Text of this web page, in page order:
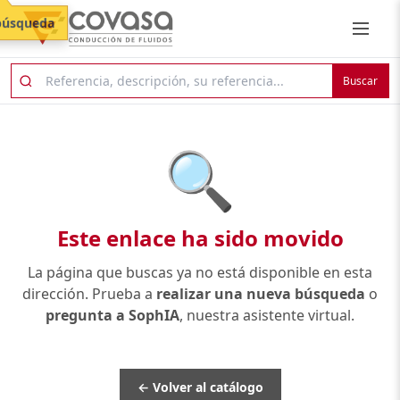
Buscar
🔍
Este enlace ha sido movido
La página que buscas ya no está disponible en esta
dirección. Prueba a realizar una nueva búsqueda o
pregunta a SophIA, nuestra asistente virtual.
← Volver al catálogo